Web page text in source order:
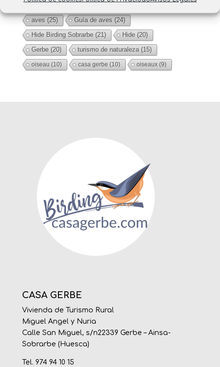
Turismo de fotografía(32)
(30)
aves(25) Guía de aves(24)
Hide Birding Sobrarbe(21) Hide(20)
Gerbe(20) turismo de naturaleza(15)
oiseau (10) casa gerbe (10) oiseaux(9)
CASA GERBE
Vivienda de Turismo Rural
Miguel Angel y Nuria
Calle San Miguel, s/n22339 Gerbe – Ainsa-
Sobrarbe (Huesca)
Tel. 974 94 10 15